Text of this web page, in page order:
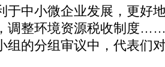
中小微企业发展，更好
调整环境资源税收制度
组的分组审议中，代表们